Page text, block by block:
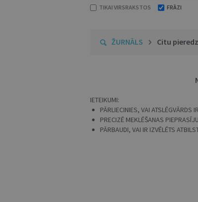
TIKAI VIRSRAKSTOS FRĀZI
ŽURNĀLS Citu
IETEIKUMI:
PĀRLIECINIES, VAI ATSLĒGVĀRDS
PRECIZĒ MEKLĒŠANAS
PĀRBAUDI, VAI IR IZVĒLĒTS